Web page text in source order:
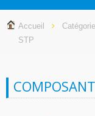
Accueil Catégorie
STP